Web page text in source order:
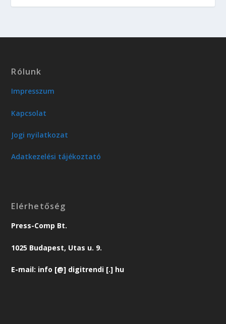
Rólunk
Impresszum
Kapcsolat
Jogi nyilatkozat
Adatkezelési tájékoztató
Elérhetőség
Press-Comp Bt.
1025 Budapest, Utas u. 9.
E-mail: info [@] digitrendi [.] hu